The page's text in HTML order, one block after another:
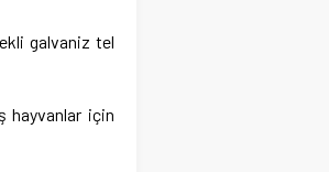
galvaniz tel
hayvanlar için